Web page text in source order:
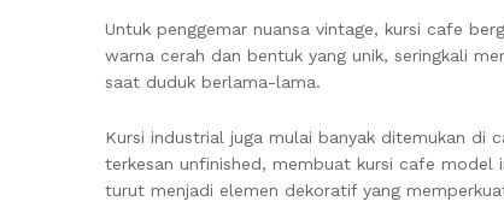
Untuk penggemar nuansa vintage, kursi cafe
warna cerah dan bentuk yang unik, seringkali
saat duduk berlama-lama.
Kursi industrial juga mulai banyak ditemukan di
terkesan unfinished, membuat kursi cafe model
turut menjadi elemen dekoratif yang